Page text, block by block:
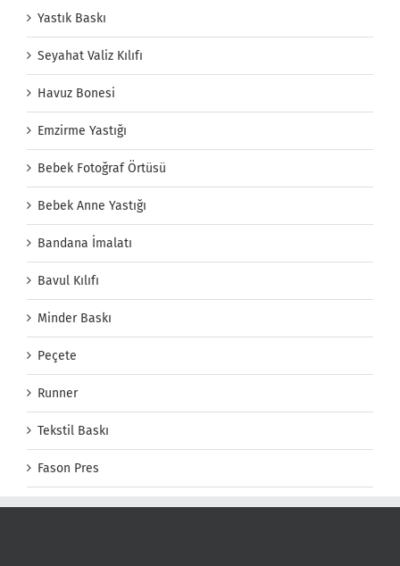
Yastık Baskı
Seyahat Valiz Kılıfı
Havuz Bonesi
Emzirme Yastığı
Bebek Fotoğraf Örtüsü
Bebek Anne Yastığı
Bandana İmalatı
Bavul Kılıfı
Minder Baskı
Peçete
Runner
Tekstil Baskı
Fason Pres